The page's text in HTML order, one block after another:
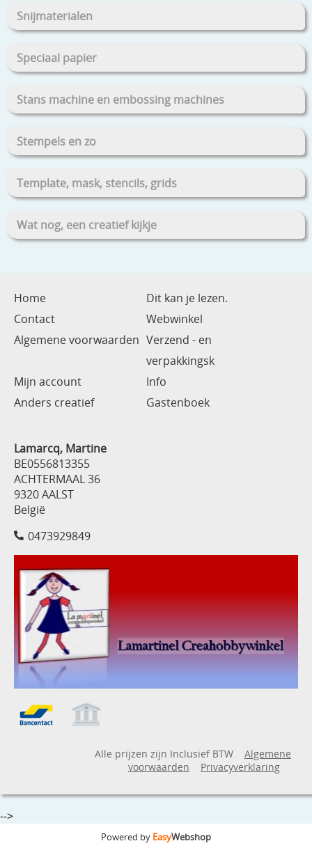
Snijmaterialen
Speciaal papier
Stans machine en embossing machines
Stempels en zo
Template, mask, stencils, grids
Wat nog, een creatief kijkje
Home
Dit kan je lezen.
Contact
Webwinkel
Algemene voorwaarden Verzend - en
verpakkingsk
Mijn account
Info
Anders creatief
Gastenboek
Lamarcq, Martine
BE0556813355
ACHTERMAAL 36
9320 AALST
België
0473929849
Alle prijzen zijn Inclusief BTW
Algemene
voorwaarden
Privacyverklaring
-->
Powered by EasyWebshop